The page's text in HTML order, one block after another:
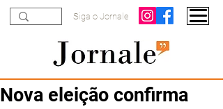
Siga o Jornale
Nova eleição confirma